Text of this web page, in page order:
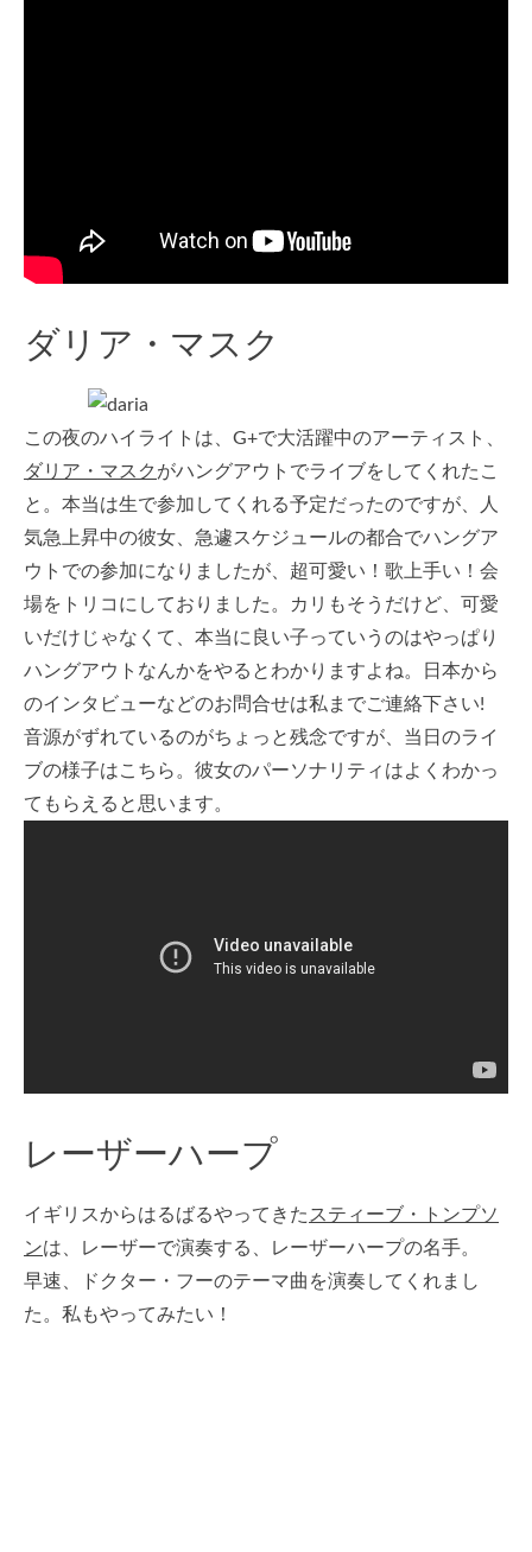
ダリア・マスク
この夜のハイライトは、G+で大活躍中のアーティスト、
ダリア・マスク がハングアウトでライブをしてくれたこ
と。本当は生で参加してくれる予定だったのですが、人
気急上昇中の彼女、急遽スケジュールの都合でハングア
ウトでの参加になりましたが、超可愛い！歌上手い！会
場をトリコにしておりました。カリもそうだけど、可愛
いだけじゃなくて、本当に良い子っていうのはやっぱり
ハングアウトなんかをやるとわかりますよね。日本から
のインタビューなどのお問合せは私までご連絡下さい!
音源がずれているのがちょっと残念ですが、当日のライ
ブの様子はこちら。彼女のパーソナリティはよくわかっ
てもらえると思います。
レーザーハープ
イギリスからはるばるやってきた スティーブ・トンプソ
ンは、レーザーで演奏する、レーザーハープの名手。
早速、ドクター・フーのテーマ曲を演奏してくれまし
た。私もやってみたい！